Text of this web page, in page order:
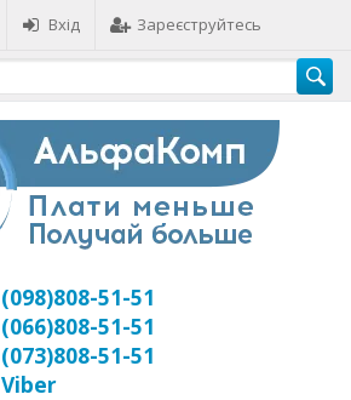
Вхід Зареєструйтесь
(098)808-51-51
(066)808-51-51
(073)808-51-51
Viber